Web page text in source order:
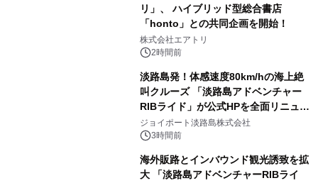
リ」、 ハイブリッド型総合書店
「honto」との共同企画を開始！
株式会社エアトリ
2時間前
淡路島発！体感速度80km/hの海上絶
叫クルーズ 「淡路島アドベンチャー
RIBライド」が公式HPを全面リニュー
アル！ ～スマホで即予約完了の「スマ
ート設計」へ刷新～
ジョイポート淡路島株式会社
3時間前
海外販路とインバウンド観光誘致を拡
大 「淡路島アドベンチャーRIBライ